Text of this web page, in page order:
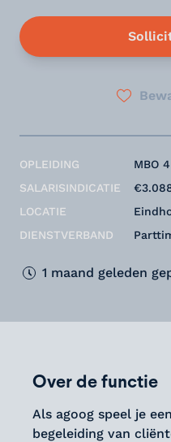
OPLEIDING
SALARISINDICATIE
LOCATIE
DIENSTVERBAND
MBO 4
1 maand geleden
Over de functie
Als agoog speel je
begeleiding van